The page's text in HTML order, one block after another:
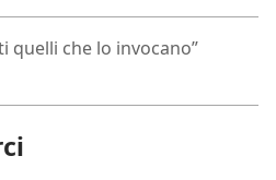
quelli che lo invocano”